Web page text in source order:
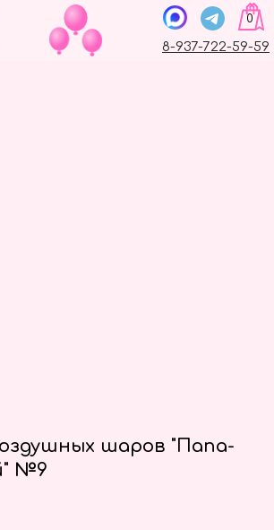
8-937-722-59-59
0
шаров "Папа-
№9